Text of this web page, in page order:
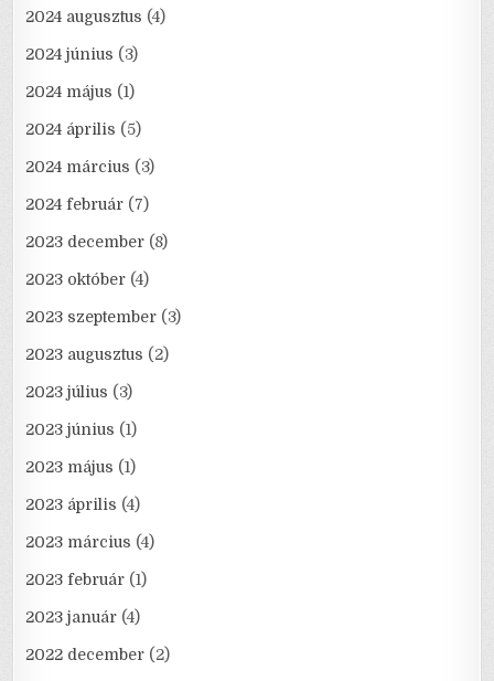
2024 augusztus (4)
2024 június (3)
2024 május (1)
2024 április (5)
2024 március (3)
2024 február (7)
2023 december (8)
2023 október (4)
2023 szeptember (3)
2023 augusztus (2)
2023 július (3)
2023 június (1)
2023 május (1)
2023 április (4)
2023 március (4)
2023 február (1)
2023 január (4)
2022 december (2)